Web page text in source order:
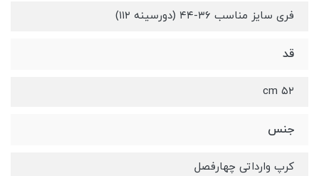
فری سایز مناسب ۳۶-۴۴ (دورسینه ۱۱۲)
قد
۵۲ cm
جنس
کرپ وارداتی چهارفصل